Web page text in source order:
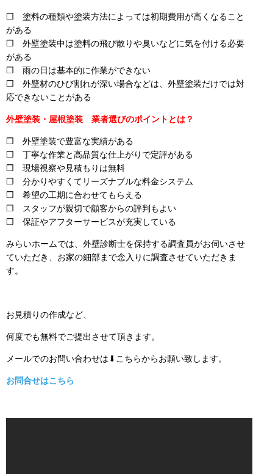
❒ 塗料の種類や塗装方法によっては初期費用が高くなること
がある
❒ 外壁塗装中は塗料の飛び散りや臭いなどに気を付ける必要
がある
❒ 雨の日は基本的に作業ができない
❒ 外壁材のひび割れが深い場合などは、外壁塗装だけでは対
応できないことがある
外壁塗装・屋根塗装 業者選びのポイントとは？
❒ 外壁塗装で豊富な実績がある
❒ 丁寧な作業と高品質な仕上がりで定評がある
❒ 現場視察や見積もりは無料
❒ 分かりやすくてリーズナブルな料金システム
❒ 希望の工期に合わせてもらえる
❒ スタッフが親切で顧客からの評判もよい
❒ 保証やアフターサービスが充実している
みらいホームでは、外壁診断士を保持する調査員がお伺いさせ
ていただき、お家の細部まで念入りに調査させていただきま
す。
お見積りの作成など、
何度でも無料でご提出させて頂きます。
メールでのお問い合わせは⬇こちらからお願い致します。
お問合せはこちら